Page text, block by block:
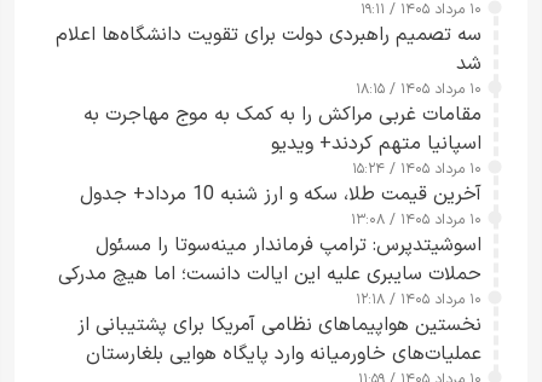
۱۰ مرداد ۱۴۰۵ / ۱۹:۱۱
سه تصمیم راهبردی دولت برای تقویت دانشگاه‌ها اعلام
شد
۱۰ مرداد ۱۴۰۵ / ۱۸:۱۵
مقامات غربی مراکش را به کمک به موج مهاجرت به
اسپانیا متهم کردند+ ویدیو
۱۰ مرداد ۱۴۰۵ / ۱۵:۲۴
آخرین قیمت طلا، سکه و ارز شنبه 10 مرداد+ جدول
۱۰ مرداد ۱۴۰۵ / ۱۳:۰۸
اسوشیتدپرس: ترامپ فرماندار مینه‌سوتا را مسئول
حملات سایبری علیه این ایالت دانست؛ اما هیچ مدرکی
ارائه نکرد
۱۰ مرداد ۱۴۰۵ / ۱۲:۱۸
نخستین هواپیماهای نظامی آمریکا برای پشتیبانی از
عملیات‌های خاورمیانه وارد پایگاه هوایی بلغارستان